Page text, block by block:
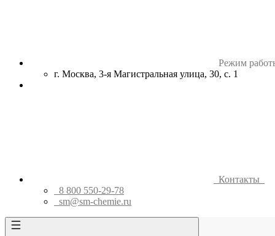
Режим
г. Москва, 3-я Магистральная улица, 30, с. 1
Контакты
8 800 550-29-78
sm@sm-chemie.ru